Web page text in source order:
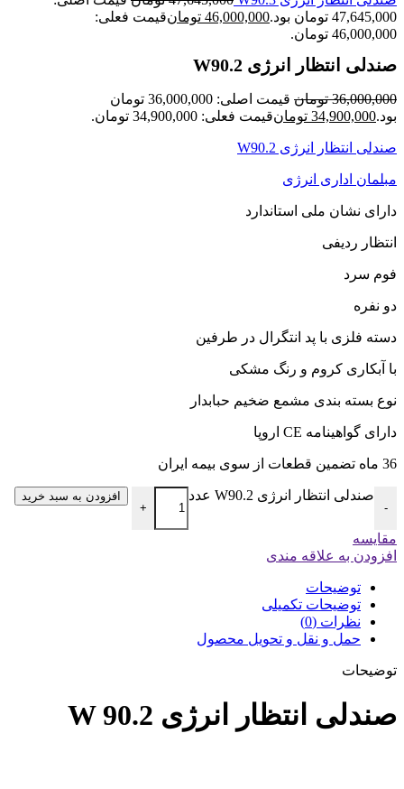
47,645,000 تومان بود.
46,000,000 تومانقیمت فعلی:
46,000,000 تومان.
صندلی انتظار انرژی W90.2
36,000,000 تومان
قیمت اصلی: 36,000,000 تومان
بود.34,900,000 تومانقیمت فعلی: 34,900,000 تومان.
صندلی انتظار انرژی W90.2
مبلمان اداری انرژی
دارای نشان ملی استاندارد
انتظار ردیفی
فوم سرد
دو نفره
دسته فلزی با پد انتگرال در طرفین
با آبکاری کروم و رنگ مشکی
نوع بسته بندی مشمع ضخیم حبابدار
دارای گواهینامه CE اروپا
36 ماه تضمین قطعات از سوی بیمه ایران
-
صندلی انتظار انرژی W90.2 عدد
+
افزودن به سبد خرید
مقایسه
افزودن به علاقه مندی
توضیحات
توضیحات تکمیلی
نظرات (0)
حمل و نقل و تحویل محصول
توضیحات
صندلی انتظار انرژی W 90.2